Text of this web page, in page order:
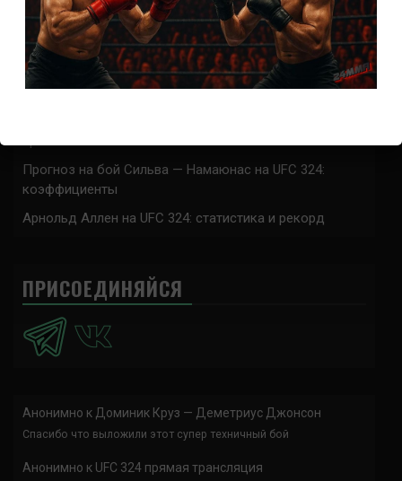
коэффициенты
Наталья Сильва на UFC 324: статистика и рекорд
Роуз Намаюнас: статистика и рекорд к турниру UFC
324
Прогноз на бой Сильва — Намаюнас на UFC 324:
коэффициенты
Арнольд Аллен на UFC 324: статистика и рекорд
ПРИСОЕДИНЯЙСЯ
Анонимно к Доминик Круз — Деметриус Джонсон
Спасибо что выложили этот супер техничный бой
Анонимно к UFC 324 прямая трансляция